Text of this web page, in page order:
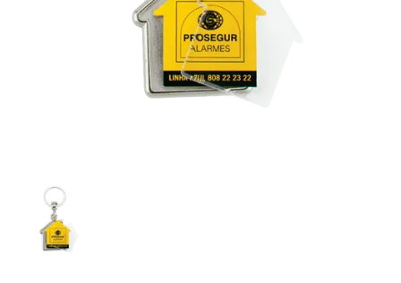
Garantías
Política
de